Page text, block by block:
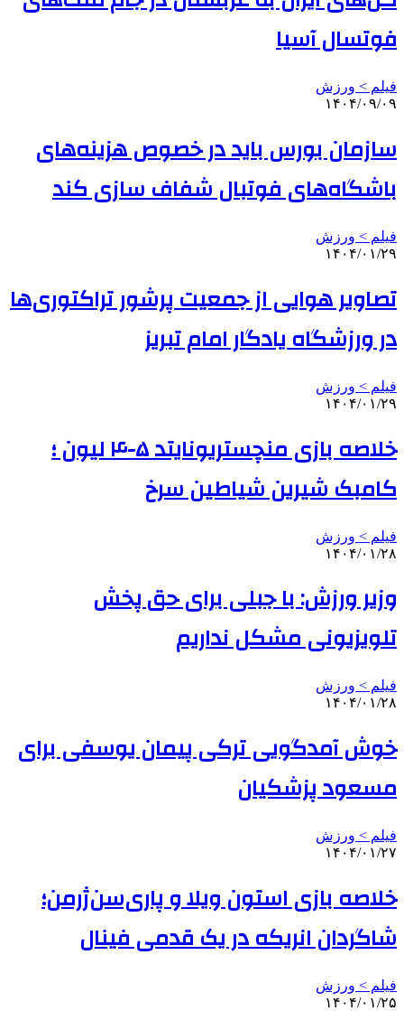
فوتسال آسیا
فیلم > ورزش
۱۴۰۴/۰۹/۰۹
سازمان بورس باید در خصوص هزینه‌های
باشگاه‌های فوتبال شفاف سازی کند
فیلم > ورزش
۱۴۰۴/۰۱/۲۹
تصاویر هوایی از جمعیت پرشور تراکتوری‌ها
در ورزشگاه یادگار امام تبریز
فیلم > ورزش
۱۴۰۴/۰۱/۲۹
خلاصه بازی منچستریونایتد ۵-۴ لیون ؛
کامبک شیرین شیاطین سرخ
فیلم > ورزش
۱۴۰۴/۰۱/۲۸
وزیر ورزش: با جبلی برای حق پخش
تلویزیونی مشکل نداریم
فیلم > ورزش
۱۴۰۴/۰۱/۲۸
خوش آمدگویی ترکی پیمان یوسفی برای
مسعود پزشکیان
فیلم > ورزش
۱۴۰۴/۰۱/۲۷
خلاصه بازی استون ویلا و پاری‌سن‌ژرمن؛
شاگردان انریکه در یک قدمی فینال
فیلم > ورزش
۱۴۰۴/۰۱/۲۵